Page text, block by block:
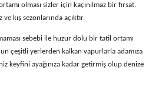
olması sizler için kaçınılmaz bir fırsat.
kış sezonlarında açıktır.
sebebi ile huzur dolu bir tatil ortamı
çeşitli yerlerden kalkan vapurlarla adamıza
keyfini ayağınıza kadar getirmiş olup denize